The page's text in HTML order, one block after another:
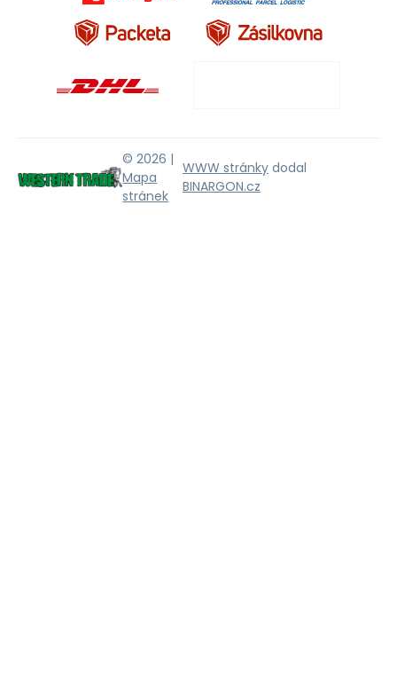
© 2026 |
Mapa
stránek
WWW stránky dodal
BINARGON.cz